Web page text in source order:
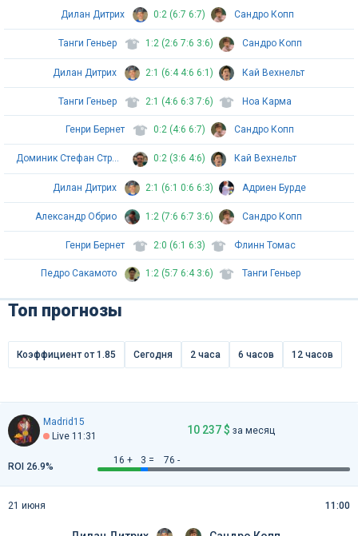
Дилан Дитрих 0:2 (6:7 6:7) Сандро Копп
Танги Геньер 1:2 (2:6 7:6 3:6) Сандро Копп
Дилан Дитрих 2:1 (6:4 4:6 6:1) Кай Вехнельт
Танги Геньер 2:1 (4:6 6:3 7:6) Ноа Карма
Генри Бернет 0:2 (4:6 6:7) Сандро Копп
Доминик Стефан Стрикер 0:2 (3:6 4:6) Кай Вехнельт
Дилан Дитрих 2:1 (6:1 0:6 6:3) Адриен Бурде
Александр Обрио 1:2 (7:6 6:7 3:6) Сандро Копп
Генри Бернет 2:0 (6:1 6:3) Флинн Томас
Педро Сакамото 1:2 (5:7 6:4 3:6) Танги Геньер
Топ прогнозы
Коэффициент от 1.85 Сегодня 2 часа 6 часов 12 часов
Madrid15
Live 11:31
10 237 $ за месяц
16 + 3 = 76 -
ROI 26.9%
21 июня 11:00